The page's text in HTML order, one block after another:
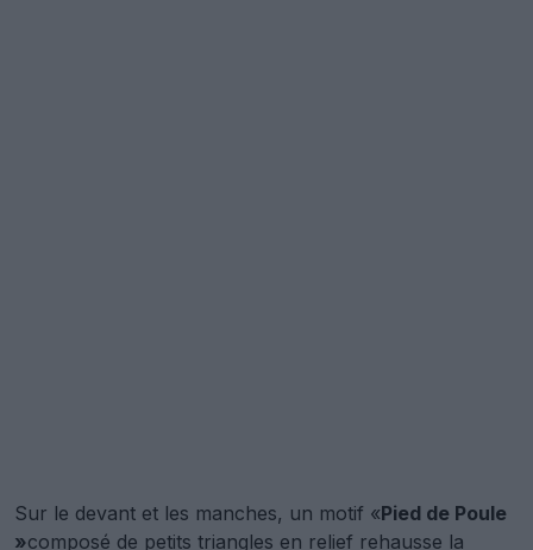
Sur le devant et les manches, un motif «Pied de Poule
»composé de petits triangles en relief rehausse la